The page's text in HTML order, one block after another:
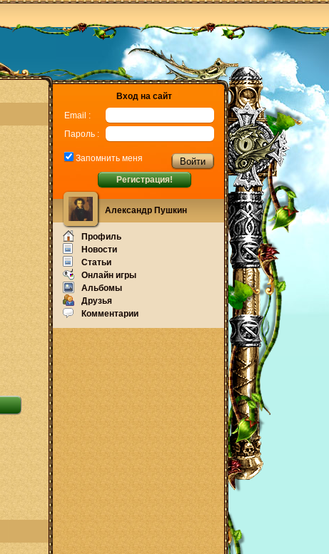
Вход на сайт
Email :
Пароль :
Запомнить меня
Регистрация!
Александр Пушкин
Профиль
Новости
Статьи
Онлайн игры
Альбомы
Друзья
Комментарии